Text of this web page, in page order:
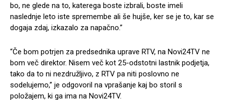
bo, ne glede na to, katerega boste izbrali, boste imeli
naslednje leto iste spremembe ali še hujše, ker se je to, kar se
dogaja zdaj, izkazalo za napačno.”
“Če bom potrjen za predsednika uprave RTV, na Novi24TV ne
bom več direktor. Nisem več kot 25-odstotni lastnik podjetja,
tako da to ni nezdružljivo, z RTV pa niti poslovno ne
sodelujemo,” je odgovoril na vprašanje kaj bo storil s
položajem, ki ga ima na Novi24TV.